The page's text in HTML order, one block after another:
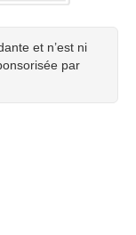
et n’est ni
par